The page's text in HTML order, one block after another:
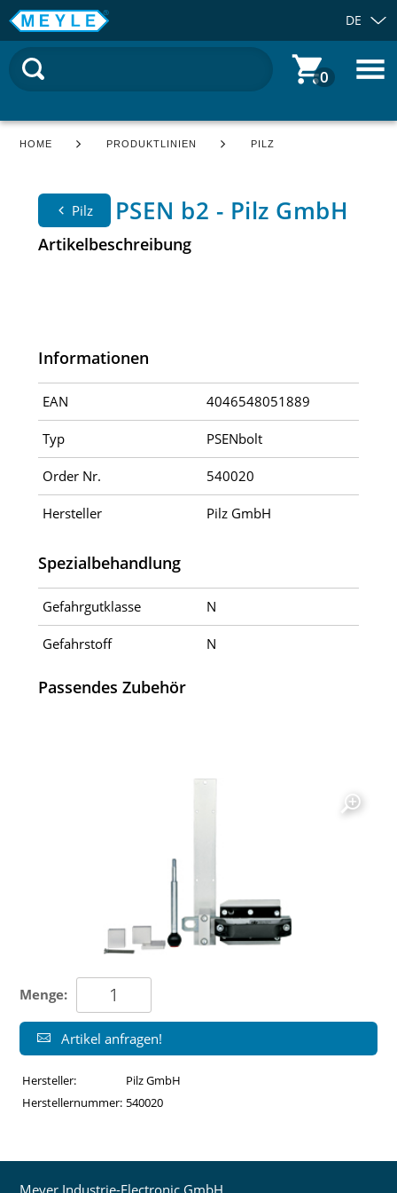
DE
0
HOME PRODUKTLINIEN PILZ
Pilz PSEN b2 - Pilz GmbH
Artikelbeschreibung
Informationen
EAN 4046548051889
Typ PSENbolt
Order Nr. 540020
Hersteller Pilz GmbH
Spezialbehandlung
Gefahrgutklasse N
Gefahrstoff N
Passendes Zubehör
Menge:
Artikel anfragen!
Hersteller:
Pilz GmbH
Herstellernummer: 540020
Meyer Industrie-Electronic GmbH